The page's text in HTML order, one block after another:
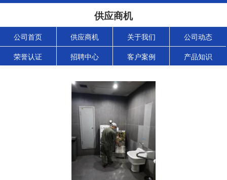
供应商机
公司首页 供应商机 关于我们 公司动态
荣誉认证 招聘中心 客户案例 产品知识